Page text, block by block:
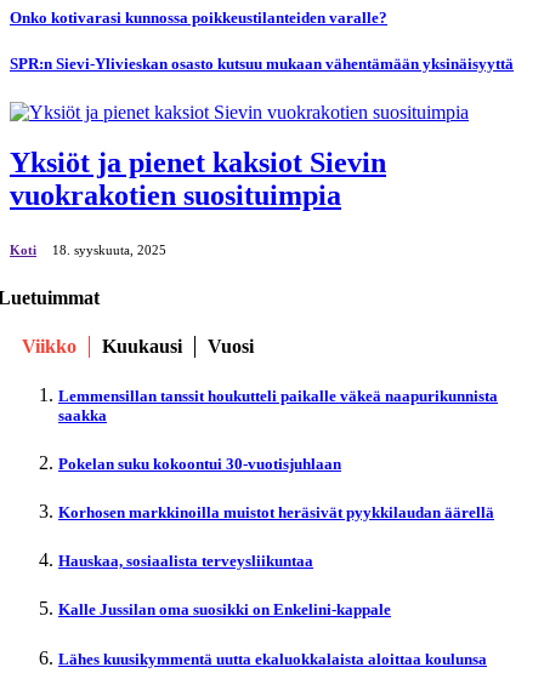
Onko kotivarasi kunnossa poikkeustilanteiden varalle?
SPR:n Sievi-Ylivieskan osasto kutsuu mukaan vähentämään yksinäisyyttä
Yksiöt ja pienet kaksiot Sievin
vuokrakotien suosituimpia
Koti 18. syyskuuta, 2025
Viikko Kuukausi Vuosi
Lemmensillan tanssit houkutteli paikalle väkeä naapurikunnista
saakka
Pokelan suku kokoontui 30-vuotisjuhlaan
Korhosen markkinoilla muistot heräsivät pyykkilaudan äärellä
Hauskaa, sosiaalista terveysliikuntaa
Kalle Jussilan oma suosikki on Enkelini-kappale
Lähes kuusikymmentä uutta ekaluokkalaista aloittaa koulunsa